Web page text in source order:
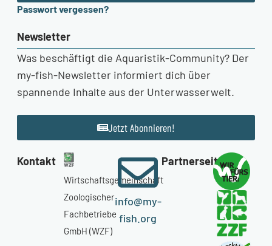
Passwort vergessen?
Newsletter
Was beschäftigt die Aquaristik-Community? Der
my-fish-Newsletter informiert dich über
spannende Inhalte aus der Unterwasserwelt.
Jetzt Abonnieren!
Kontakt
Wirtschaftsgemeinschaft
Zoologischer
Fachbetriebe
GmbH (WZF)
info@my-
fish.org
Partnerseiten